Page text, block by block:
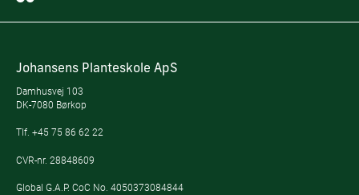
Johansens Planteskole ApS
Damhusvej 103
DK-7080 Børkop
Tlf. +45 75 86 62 22
CVR-nr. 28848609
Global G.A.P. CoC No. 4050373084844